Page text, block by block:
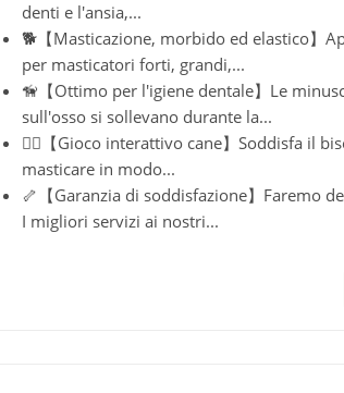
denti e l'ansia,...
🐕【Masticazione, morbido ed elastico】
per masticatori forti, grandi,...
🦮【Ottimo per l'igiene dentale】Le
sull'osso si sollevano durante la...
🐕‍🦺【Gioco interattivo cane】Soddisfa il
masticare in modo...
🦴【Garanzia di soddisfazione】Faremo
I migliori servizi ai nostri...